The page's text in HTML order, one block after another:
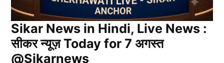
Sikar News in Hindi, Live News :
सीकर न्यूज़ Today for 7 अगस्त
@Sikarnews